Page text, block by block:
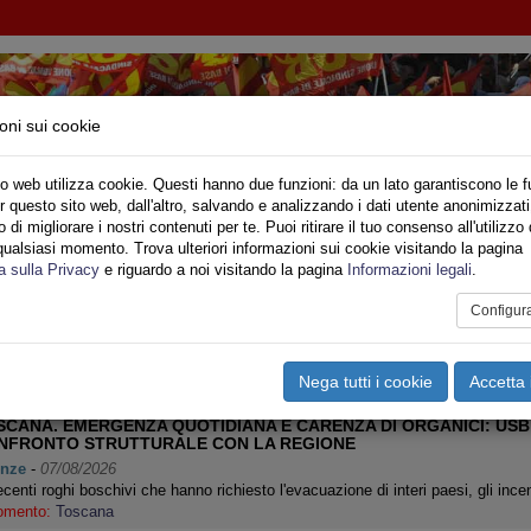
SINDACALE DI BASE SETTORE VIGILI DEL
Privato Territori Sociale Speciali Multimedia
5 6 7 8 9 10 >
EMERGENZA QUOTIDIANA E CARENZA DI ORGANICI:
STRUTTURALE CON LA REGIONE
- 07/08/2026
roghi boschivi che hanno richiesto l'evacuazione di interi paesi, gli
Toscana
sui cookie
web utilizza cookie. Questi hanno due funzioni: da un lato garantiscono le
questo sito web, dall'altro, salvando e analizzando i dati utente
di migliorare i nostri contenuti per te. Puoi ritirare il tuo consenso all'utilizzo
momento. Trova ulteriori informazioni sui cookie visitando la pagina
sulla Privacy e riguardo a noi visitando la pagina Informazioni legali.
Nega tutti i cookie Accetta